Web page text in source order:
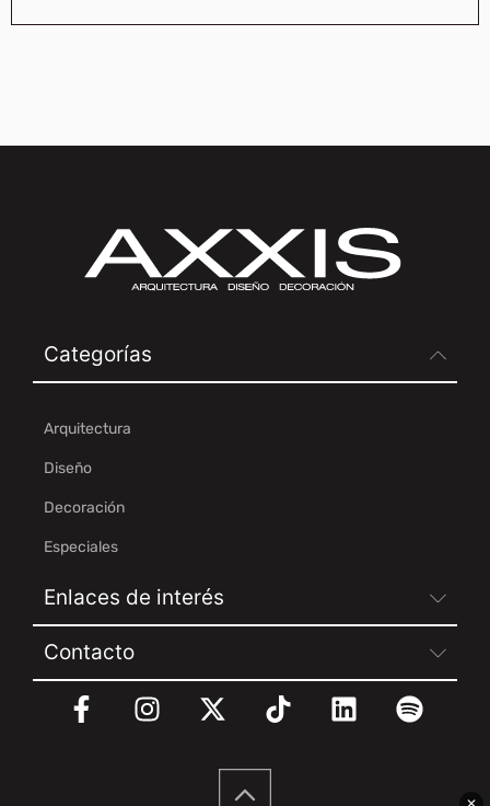
Categorías
Arquitectura
Diseño
Decoración
Especiales
Enlaces de interés
Contacto